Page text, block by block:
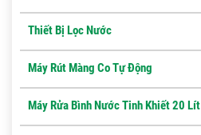
Thiết Bị Lọc Nước
Máy Rút Màng Co Tự Động
Máy Rửa Bình Nước Tinh Khiết 20 Lít